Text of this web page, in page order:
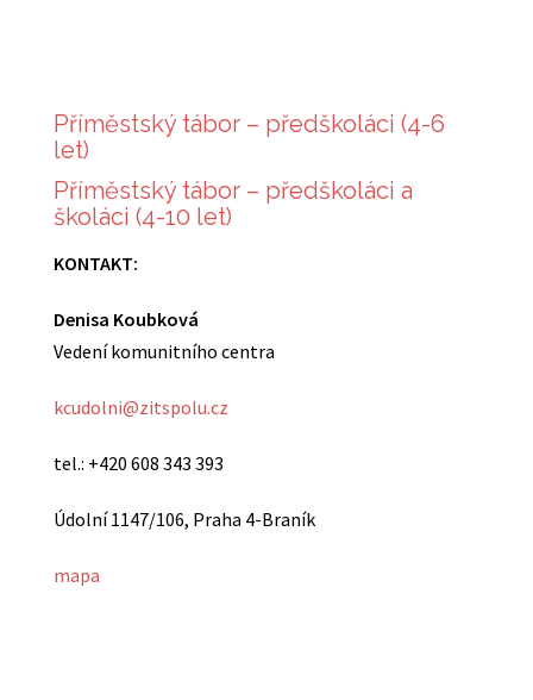
KONTAKT:
Denisa Koubková
Vedení komunitního centra
kcudolni@zitspolu.cz
tel.: +420 608 343 393
Údolní 1147/106, Praha 4-Braník
mapa
Příměstský tábor – předškoláci (4-6
let)
Příměstský tábor – předškoláci a
školáci (4-10 let)